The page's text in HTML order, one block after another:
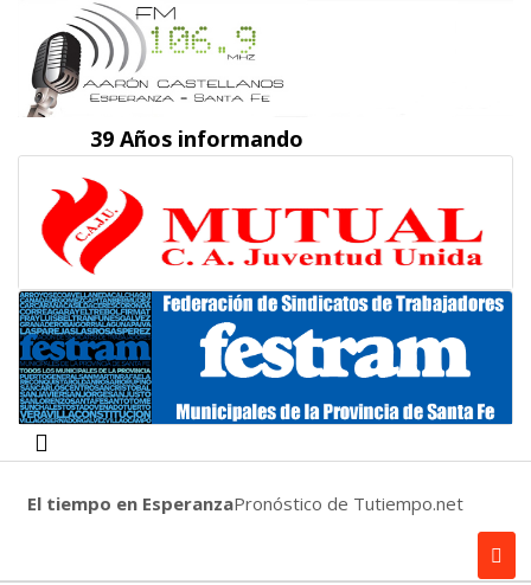
39 Años informando
El tiempo en EsperanzaPronóstico de Tutiempo.net